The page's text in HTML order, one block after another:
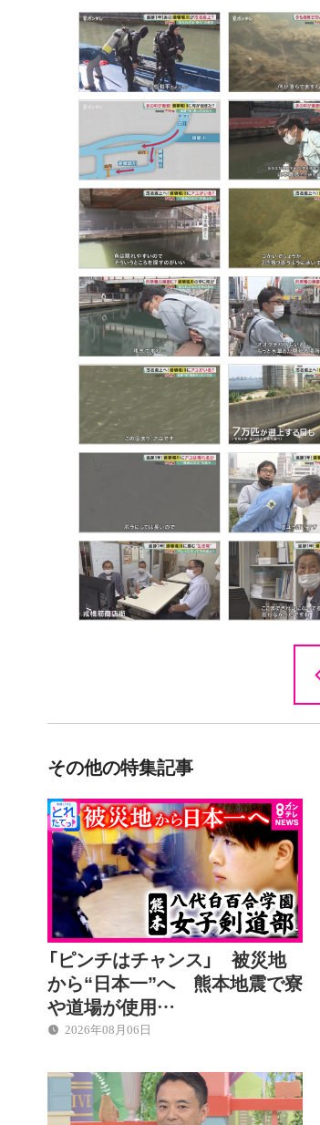
その他の特集記事
「ピンチはチャンス」 被災地
から“日本一”へ 熊本地震で寮
や道場が使用…
2026年08月06日